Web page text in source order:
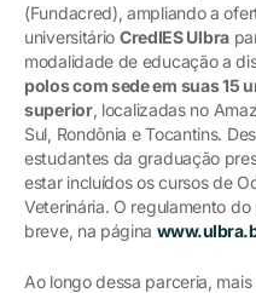
(Fundacred), ampliando a
universitário CredIES Ulbra
modalidade de educação a
polos com sede em suas 15
superior, localizadas no
Sul, Rondônia e Tocantins.
estudantes da graduação
estar incluídos os cursos de
Veterinária. O regulamento
breve, na página
Ao longo dessa parceria,